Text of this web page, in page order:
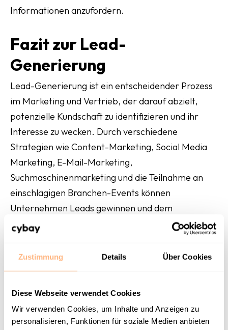
Zustimmung Details Über Cookies
Diese Webseite verwendet Cookies
Wir verwenden Cookies, um Inhalte und Anzeigen zu
personalisieren, Funktionen für soziale Medien anbieten
Informationen anzufordern.
Fazit zur Lead-
Generierung
Lead-Generierung ist ein entscheidender Prozess
im Marketing und Vertrieb, der darauf abzielt,
potenzielle Kundschaft zu identifizieren und ihr
Interesse zu wecken. Durch verschiedene
Strategien wie Content-Marketing, Social Media
Marketing, E-Mail-Marketing,
Suchmaschinenmarketing und die Teilnahme an
einschlägigen Branchen-Events können
Unternehmen Leads gewinnen und dem
Verkaufsprozess unterstützend zuarbeiten. Die
erfolgreiche Lead-Generierung trägt dazu bei, den
Umsatz zu steigern und das Wachstum des
Unternehmens nachhaltig zu fördern.
Möchtet auch ihr eure
Lead-